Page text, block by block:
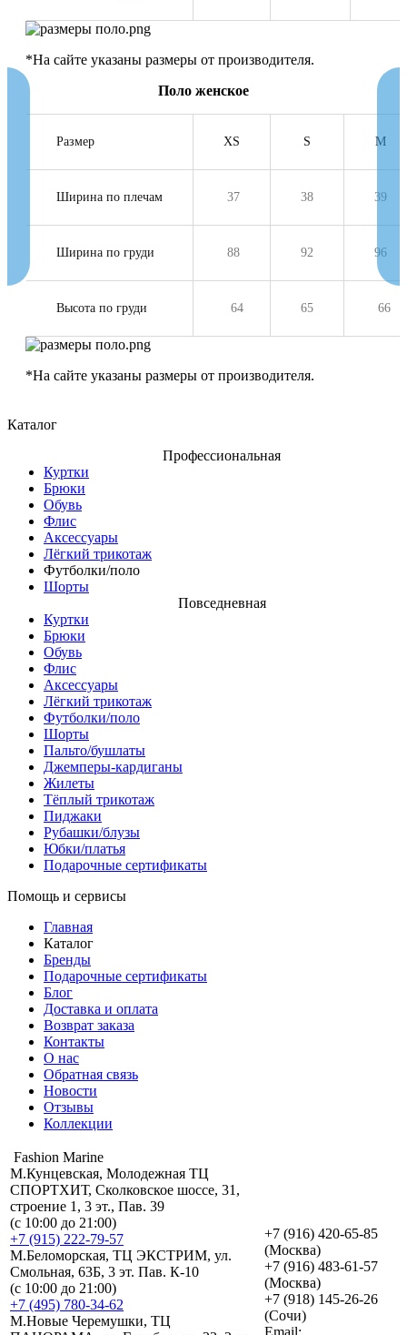
*На сайте указаны размеры от производителя.
Поло женское
Размер XS S M
Ширина по плечам 37 38 39
Ширина по груди 88 92 96
Высота по груди 64 65 66
*На сайте указаны размеры от производителя.
Каталог
Профессиональная
Куртки
Брюки
Обувь
Флис
Аксессуары
Лёгкий трикотаж
Футболки/поло
Шорты
Повседневная
Куртки
Брюки
Обувь
Флис
Аксессуары
Лёгкий трикотаж
Футболки/поло
Шорты
Пальто/бушлаты
Джемперы-кардиганы
Жилеты
Тёплый трикотаж
Пиджаки
Рубашки/блузы
Юбки/платья
Подарочные сертификаты
Помощь и сервисы
Главная
Каталог
Бренды
Подарочные сертификаты
Блог
Доставка и оплата
Возврат заказа
Контакты
О нас
Обратная связь
Новости
Отзывы
Коллекции
Fashion Marine
М.Кунцевская, Молодежная ТЦ
СПОРТХИТ, Сколковское шоссе, 31,
строение 1, 3 эт., Пав. 39
(с 10:00 до 21:00)
+7 (915) 222-79-57
М.Беломорская, ТЦ ЭКСТРИМ, ул.
Смольная, 63Б, 3 эт. Пав. К-10
(с 10:00 до 21:00)
+7 (495) 780-34-62
М.Новые Черемушки, ТЦ
+7 (916) 420-65-85
(Москва)
+7 (916) 483-61-57
(Москва)
+7 (918) 145-26-26
(Сочи)
Email: